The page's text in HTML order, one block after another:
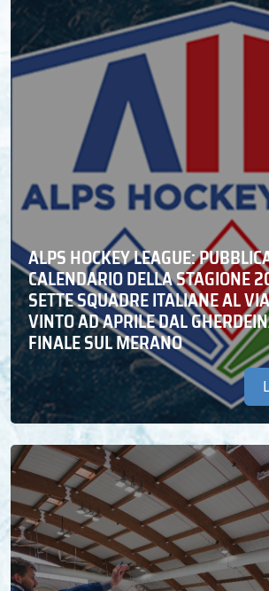
ALPS HOCKEY LEAGUE:
CALENDARIO DELLA STAGIONE
SETTE SQUADRE ITALIANE AL
VINTO AD APRILE DAL
FINALE SUL MERANO